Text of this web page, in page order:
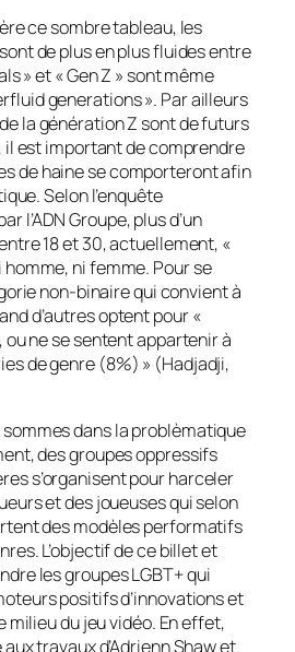
ce sombre tableau, les
de plus en plus fluides entre
» et « Gen Z » sont même
generations ». Par ailleurs
la génération Z sont de futurs
il est important de comprendre
de haine se comporteront afin
Selon l’enquête
l’ADN Groupe, plus d’un
18 et 30, actuellement, «
ni femme. Pour se
non-binaire qui convient à
d’autres optent pour «
ou ne se sentent appartenir à
de genre (8%) » (Hadjadji,
dans la problèmatique
des groupes oppressifs
s’organisent pour harceler
et des joueuses qui selon
des modèles performatifs
L’objectif de ce billet et
les groupes LGBT+ qui
positifs d’innovations et
milieu du jeu vidéo. En effet,
travaux d’Adrienn Shaw et